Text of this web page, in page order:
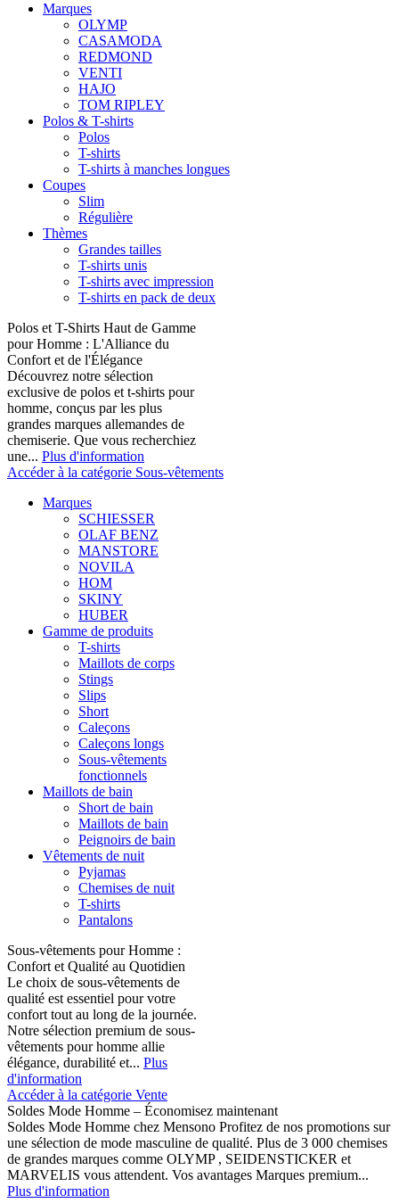
Marques
OLYMP
CASAMODA
REDMOND
VENTI
HAJO
TOM RIPLEY
Polos & T-shirts
Polos
T-shirts
T-shirts à manches longues
Coupes
Slim
Régulière
Thèmes
Grandes tailles
T-shirts unis
T-shirts avec impression
T-shirts en pack de deux
Polos et T-Shirts Haut de Gamme
pour Homme : L'Alliance du
Confort et de l'Élégance
Découvrez notre sélection
exclusive de polos et t-shirts pour
homme, conçus par les plus
grandes marques allemandes de
chemiserie. Que vous recherchiez
une... Plus d'information
Accéder à la catégorie Sous-vêtements
Marques
SCHIESSER
OLAF BENZ
MANSTORE
NOVILA
HOM
SKINY
HUBER
Gamme de produits
T-shirts
Maillots de corps
Stings
Slips
Short
Caleçons
Caleçons longs
Sous-vêtements
fonctionnels
Maillots de bain
Short de bain
Maillots de bain
Peignoirs de bain
Vêtements de nuit
Pyjamas
Chemises de nuit
T-shirts
Pantalons
Sous-vêtements pour Homme :
Confort et Qualité au Quotidien
Le choix de sous-vêtements de
qualité est essentiel pour votre
confort tout au long de la journée.
Notre sélection premium de sous-
vêtements pour homme allie
élégance, durabilité et... Plus
d'information
Accéder à la catégorie Vente
Soldes Mode Homme – Économisez maintenant
Soldes Mode Homme chez Mensono Profitez de nos promotions sur
une sélection de mode masculine de qualité. Plus de 3 000 chemises
de grandes marques comme OLYMP , SEIDENSTICKER et
MARVELIS vous attendent. Vos avantages Marques premium...
Plus d'information